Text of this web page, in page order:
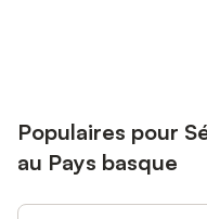
Populaires pour
au Pays basque